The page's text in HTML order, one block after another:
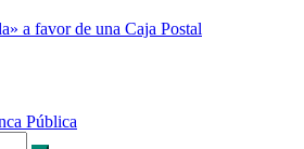
a favor de una Caja Postal